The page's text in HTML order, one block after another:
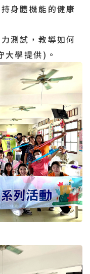
身體機能的健康
測試，教導如何
大學提供)。